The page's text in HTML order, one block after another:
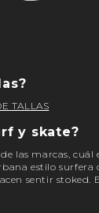
TALLAS
y skate?
las marcas, cuál
estilo surfera
sentir stoked.